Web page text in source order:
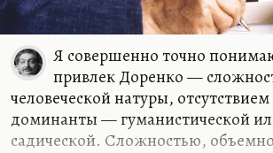
Я совершенно точно
привлек Доренко —
человеческой натуры,
доминанты — гуманистической
садической. Сложностью,